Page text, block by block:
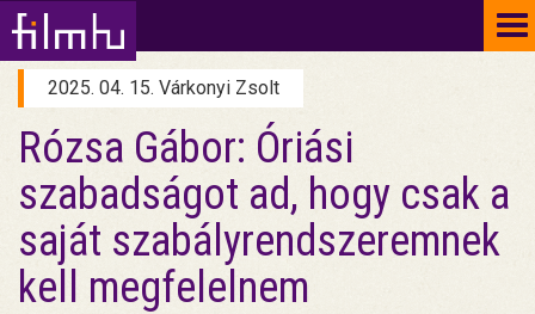
2025. 04. 15. Várkonyi Zsolt
Rózsa Gábor: Óriási
szabadságot ad, hogy csak a
saját szabályrendszeremnek
kell megfelelnem